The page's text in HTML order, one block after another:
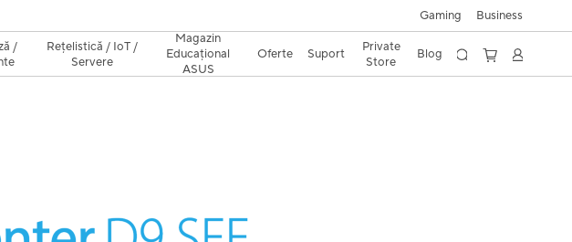
Gaming Business
/
Rețelistică / IoT /
Servere
Magazin
Educațional
ASUS
Oferte Suport
Private
Store
Blog